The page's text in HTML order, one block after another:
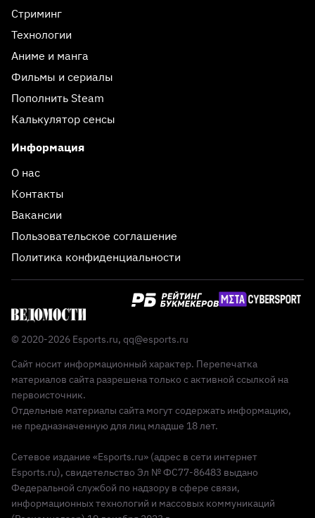
Стриминг
Технологии
Аниме и манга
Фильмы и сериалы
Пополнить Steam
Калькулятор сенсы
Информация
О нас
Контакты
Вакансии
Пользовательское соглашение
Политика конфиденциальности
© 2020-2026 Esports.ru, qq@esports.ru
Сайт носит информационный характер. Перепечатка
материалов сайта разрешена только с активной ссылкой на
первоисточник.
Отдельные материалы сайта могут содержать информацию,
не предназначенную для лиц младше 18 лет.
Сетевое издание «Esports.ru» (адрес в сети интернет
Esports.ru), свидетельство Эл № ФС77-86483 выдано
Федеральной службой по надзору в сфере связи,
информационных технологий и массовых коммуникаций